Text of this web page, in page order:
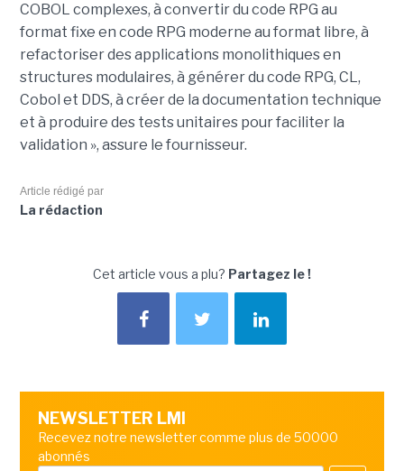
COBOL complexes, à convertir du code RPG au
format fixe en code RPG moderne au format libre, à
refactoriser des applications monolithiques en
structures modulaires, à générer du code RPG, CL,
Cobol et DDS, à créer de la documentation technique
et à produire des tests unitaires pour faciliter la
validation », assure le fournisseur.
Article rédigé par
La rédaction
Cet article vous a plu? Partagez le !
NEWSLETTER LMI
Recevez notre newsletter comme plus de 50000
abonnés